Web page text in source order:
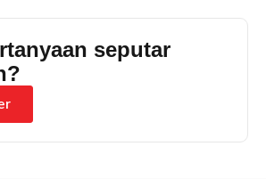
seputar